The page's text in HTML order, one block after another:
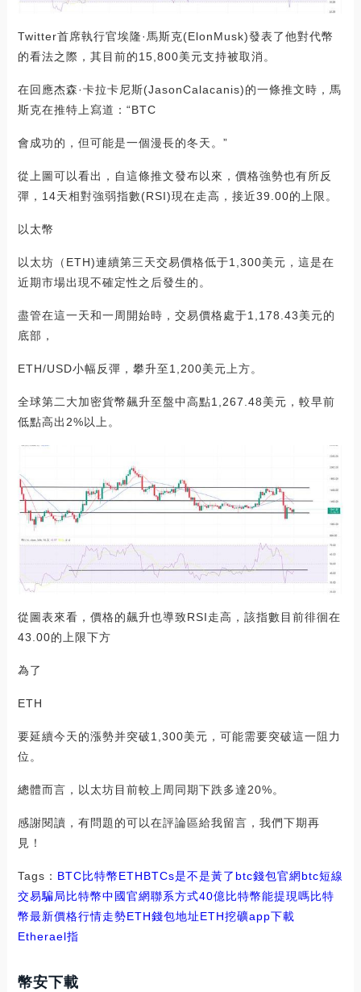
Twitter首席執行官埃隆·馬斯克(ElonMusk)發表了他對代幣
的看法之際，其目前的15,800美元支持被取消。
在回應杰森·卡拉卡尼斯(JasonCalacanis)的一條推文時，馬
斯克在推特上寫道：“BTC
會成功的，但可能是一個漫長的冬天。”
從上圖可以看出，自這條推文發布以來，價格強勢也有所反
彈，14天相對強弱指數(RSI)現在走高，接近39.00的上限。
以太幣
以太坊（ETH)連續第三天交易價格低于1,300美元，這是在
近期市場出現不確定性之后發生的。
盡管在這一天和一周開始時，交易價格處于1,178.43美元的
底部，
ETH/USD小幅反彈，攀升至1,200美元上方。
全球第二大加密貨幣飆升至盤中高點1,267.48美元，較早前
低點高出2%以上。
從圖表來看，價格的飆升也導致RSI走高，該指數目前徘徊在
43.00的上限下方
為了
ETH
要延續今天的漲勢并突破1,300美元，可能需要突破這一阻力
位。
總體而言，以太坊目前較上周同期下跌多達20%。
感謝閱讀，有問題的可以在評論區給我留言，我們下期再
見！
Tags： BTC比特幣ETHBTCs是不是黃了 btc錢包官網btc短線
交易騙局比特幣中國官網聯系方式40億比特幣能提現嗎比特
幣最新價格行情走勢ETH錢包地址ETH挖礦app下載
Etherael指
幣安下載